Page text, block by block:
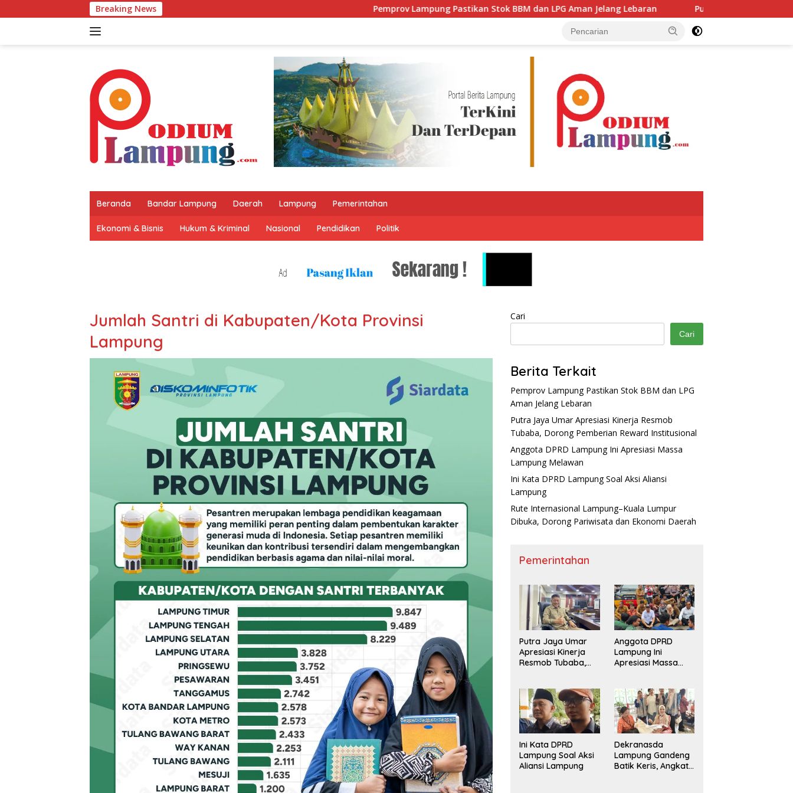
ke
Breaking News Pemprov Lampung Pastikan Stok BBM dan LPG Aman Jelang Lebaran Putra Jaya Umar Apresiasi
Beranda Bandar Lampung Daerah Lampung Pemerintahan
Ekonomi & Bisnis Hukum & Kriminal Nasional Pendidikan Politik
Jumlah Santri di Kabupaten/Kota Provinsi
Lampung
Cari
Cari
Berita Terkait
Pemprov Lampung Pastikan Stok BBM dan LPG
Aman Jelang Lebaran
Putra Jaya Umar Apresiasi Kinerja Resmob
Tubaba, Dorong Pemberian Reward Institusional
Anggota DPRD Lampung Ini Apresiasi Massa
Lampung Melawan
Ini Kata DPRD Lampung Soal Aksi Aliansi
Lampung
Rute Internasional Lampung–Kuala Lumpur
Dibuka, Dorong Pariwisata dan Ekonomi Daerah
Pemerintahan
Putra Jaya Umar
Apresiasi Kinerja
Resmob Tubaba,
Anggota DPRD
Lampung Ini
Apresiasi Massa
Ini Kata DPRD
Lampung Soal Aksi
Aliansi Lampung
Dekranasda
Lampung Gandeng
Batik Keris, Angkat